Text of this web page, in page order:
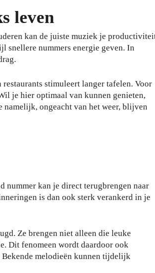
leven
kan de juiste muziek je
snellere nummers energie geven. In
stimuleert langer tafelen. Voor
je hier optimaal van kunnen genieten,
namelijk, ongeacht van het weer, blijven
nummer kan je direct terugbrengen naar
is dan ook sterk verankerd in je
Ze brengen niet alleen die leuke
Dit fenomeen wordt daardoor ook
melodieën kunnen tijdelijk